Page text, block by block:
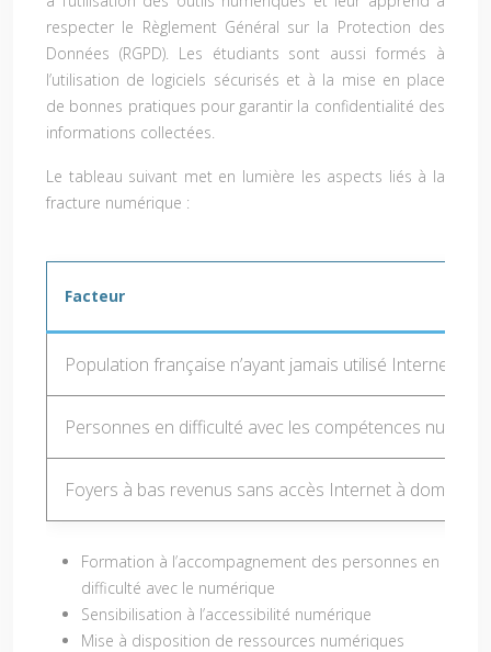
respecter le Règlement Général sur la Protection des
Données (RGPD). Les étudiants sont aussi formés à
l’utilisation de logiciels sécurisés et à la mise en place
de bonnes pratiques pour garantir la confidentialité des
informations collectées.
Le tableau suivant met en lumière les aspects liés à la
fracture numérique :
Facteur
Population française n’ayant jamais utilisé Internet
Personnes en difficulté avec les compétences
Foyers à bas revenus sans accès Internet à domicile
Formation à l’accompagnement des personnes en
difficulté avec le numérique
Sensibilisation à l’accessibilité numérique
Mise à disposition de ressources numériques